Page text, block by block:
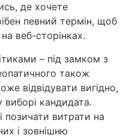
де хочете
певний термін, щоб
на веб-сторінках.
– під замком з
також
відвідувати вигідно,
кандидата.
витрати на
і зовнішню